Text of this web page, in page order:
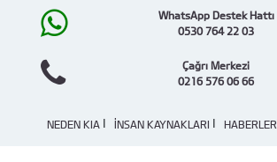
WhatsApp Destek Hattı
0530 764 22 03
Çağrı Merkezi
0216 576 06 66
NEDEN KIA | İNSAN KAYNAKLARI | HABERLER